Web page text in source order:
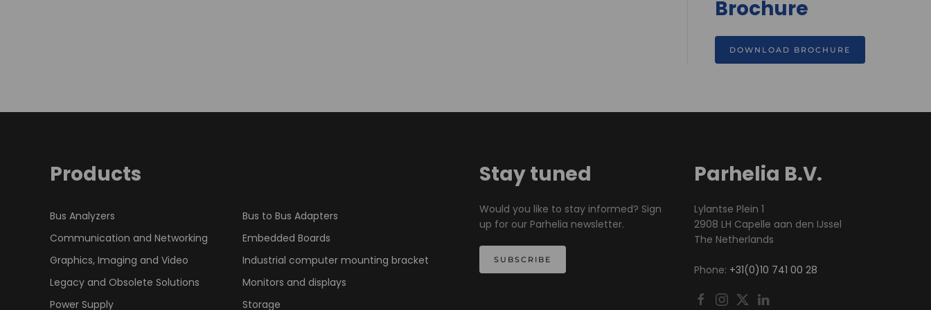
Brochure
DOWNLOAD BROCHURE
Products
Bus Analyzers
Bus to Bus Adapters
Communication and Networking
Embedded Boards
Graphics, Imaging and Video
Industrial computer mounting bracket
Legacy and Obsolete Solutions
Monitors and displays
Power Supply
Storage
Stay tuned
Would you like to stay informed? Sign
up for our Parhelia newsletter.
SUBSCRIBE
Parhelia B.V.
Lylantse Plein 1
2908 LH Capelle aan den IJssel
The Netherlands
Phone: +31(0)10 741 00 28